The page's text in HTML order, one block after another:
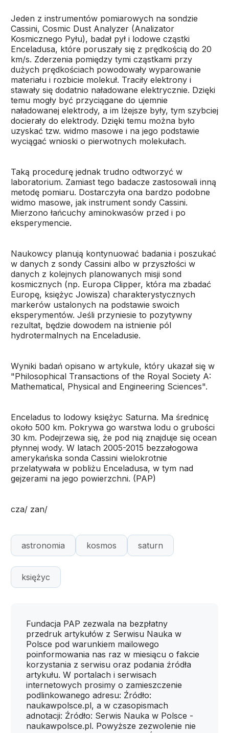
Jeden z instrumentów pomiarowych na sondzie
Cassini, Cosmic Dust Analyzer (Analizator
Kosmicznego Pyłu), badał pył i lodowe cząstki
Enceladusa, które poruszały się z prędkością do 20
km/s. Zderzenia pomiędzy tymi cząstkami przy
dużych prędkościach powodowały wyparowanie
materiału i rozbicie molekuł. Traciły elektrony i
stawały się dodatnio naładowane elektrycznie. Dzięki
temu mogły być przyciągane do ujemnie
naładowanej elektrody, a im lżejsze były, tym szybciej
docierały do elektrody. Dzięki temu można było
uzyskać tzw. widmo masowe i na jego podstawie
wyciągać wnioski o pierwotnych molekułach.
Taką procedurę jednak trudno odtworzyć w
laboratorium. Zamiast tego badacze zastosowali inną
metodę pomiaru. Dostarczyła ona bardzo podobne
widmo masowe, jak instrument sondy Cassini.
Mierzono łańcuchy aminokwasów przed i po
eksperymencie.
Naukowcy planują kontynuować badania i poszukać
w danych z sondy Cassini albo w przyszłości w
danych z kolejnych planowanych misji sond
kosmicznych (np. Europa Clipper, która ma zbadać
Europę, księżyc Jowisza) charakterystycznych
markerów ustalonych na podstawie swoich
eksperymentów. Jeśli przyniesie to pozytywny
rezultat, będzie dowodem na istnienie pól
hydrotermalnych na Enceladusie.
Wyniki badań opisano w artykule, który ukazał się w
"Philosophical Transactions of the Royal Society A:
Mathematical, Physical and Engineering Sciences".
Enceladus to lodowy księżyc Saturna. Ma średnicę
około 500 km. Pokrywa go warstwa lodu o grubości
30 km. Podejrzewa się, że pod nią znajduje się ocean
płynnej wody. W latach 2005-2015 bezzałogowa
amerykańska sonda Cassini wielokrotnie
przelatywała w pobliżu Enceladusa, w tym nad
gejzerami na jego powierzchni. (PAP)
cza/ zan/
astronomia kosmos saturn
księżyc
Fundacja PAP zezwala na bezpłatny
przedruk artykułów z Serwisu Nauka w
Polsce pod warunkiem mailowego
poinformowania nas raz w miesiącu o fakcie
korzystania z serwisu oraz podania źródła
artykułu. W portalach i serwisach
internetowych prosimy o zamieszczenie
podlinkowanego adresu: Źródło:
naukawpolsce.pl, a w czasopismach
adnotacji: Źródło: Serwis Nauka w Polsce -
naukawpolsce.pl. Powyższe zezwolenie nie